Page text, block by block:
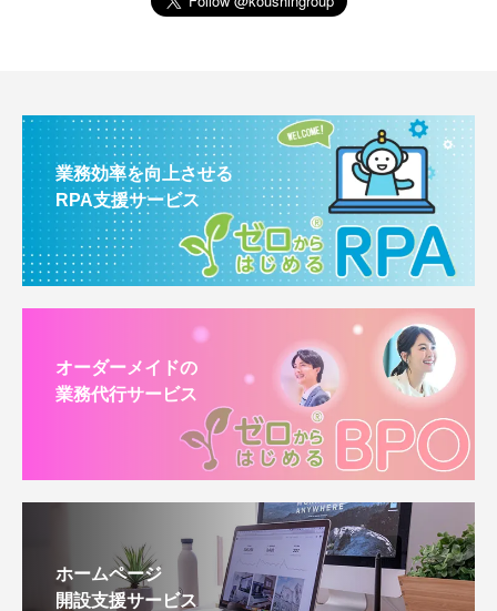
業務効率を向上させる
RPA支援サービス
オーダーメイドの
業務代行サービス
ホームページ
開設支援サービス